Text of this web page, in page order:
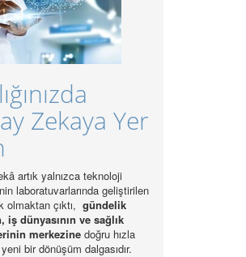
Zekaya Yer
artık yalnızca teknoloji
laboratuvarlarında geliştirilen
olmaktan çıktı, gündelik
iş dünyasının ve sağlık
merkezine doğru hızla
bir dönüşüm dalgasıdır.